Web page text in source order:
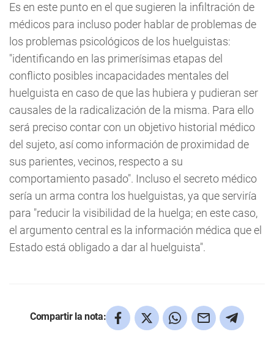
Es en este punto en el que sugieren la infiltración de
médicos para incluso poder hablar de problemas de
los problemas psicológicos de los huelguistas:
"identificando en las primerísimas etapas del
conflicto posibles incapacidades mentales del
huelguista en caso de que las hubiera y pudieran ser
causales de la radicalización de la misma. Para ello
será preciso contar con un objetivo historial médico
del sujeto, así como información de proximidad de
sus parientes, vecinos, respecto a su
comportamiento pasado". Incluso el secreto médico
sería un arma contra los huelguistas, ya que serviría
para "reducir la visibilidad de la huelga; en este caso,
el argumento central es la información médica que el
Estado está obligado a dar al huelguista".
Compartir la nota: